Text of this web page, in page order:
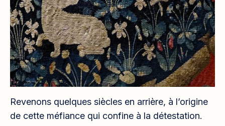
Revenons quelques siècles en arrière, à l’origine
de cette méfiance qui confine à la détestation.